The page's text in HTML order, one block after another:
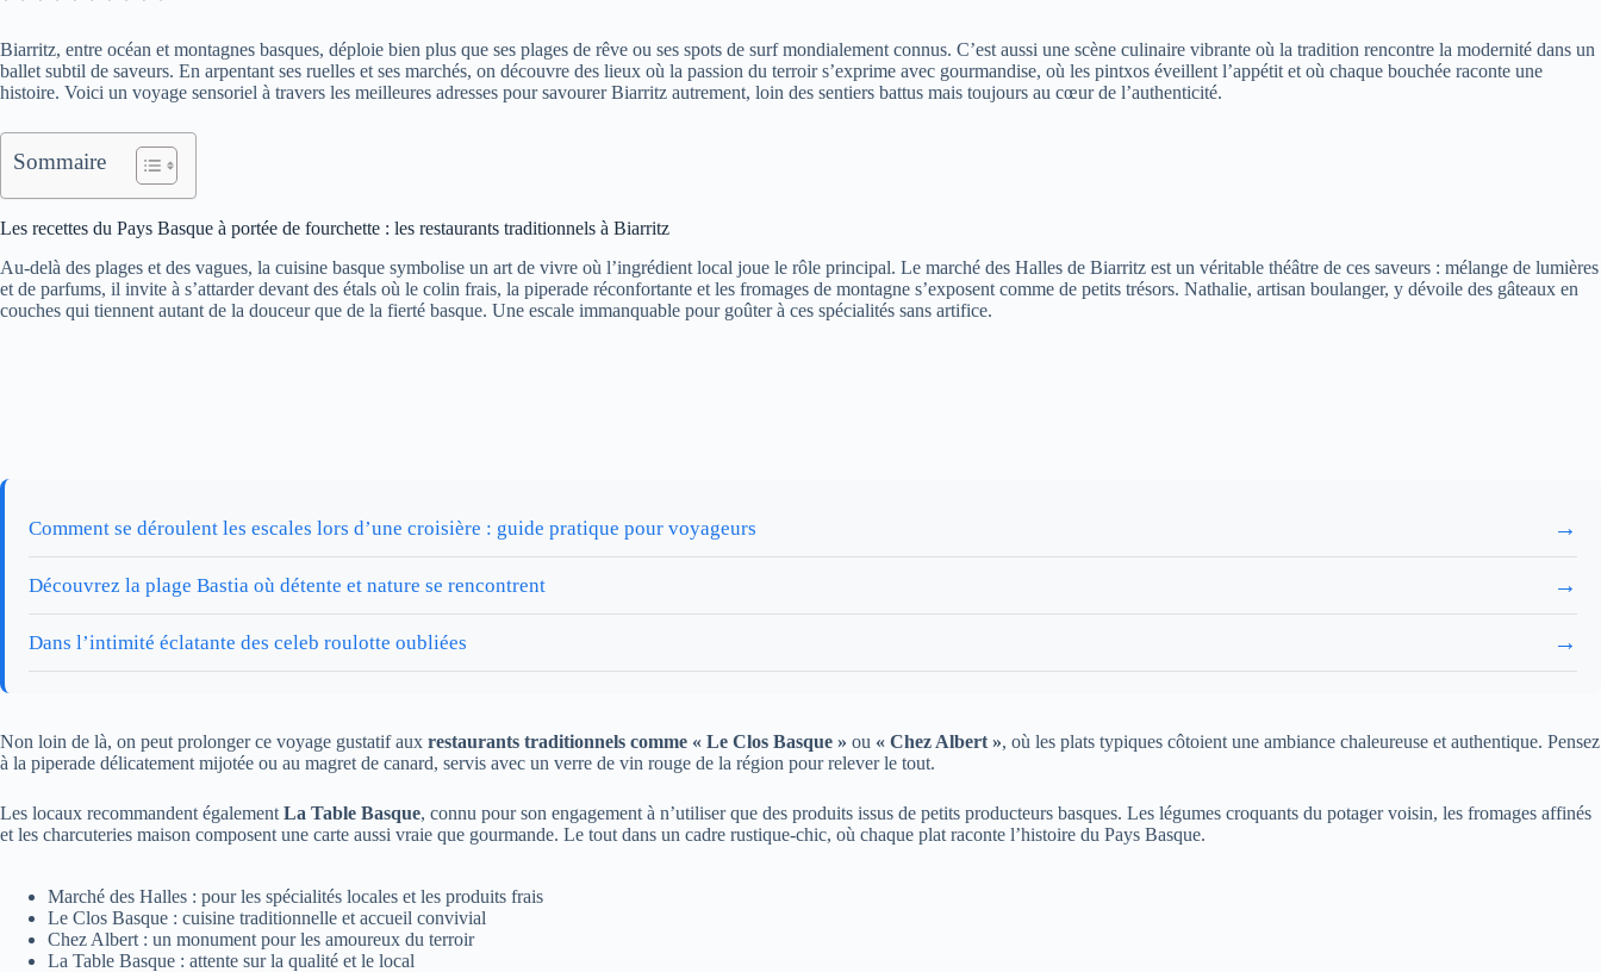
Biarritz, entre océan et montagnes basques, déploie bien plus que ses plages de rêve ou ses spots de surf mondialement connus. C’est aussi une scène culinaire vibrante où la tradition rencontre la modernité dans un
ballet subtil de saveurs. En arpentant ses ruelles et ses marchés, on découvre des lieux où la passion du terroir s’exprime avec gourmandise, où les pintxos éveillent l’appétit et où chaque bouchée raconte une
histoire. Voici un voyage sensoriel à travers les meilleures adresses pour savourer Biarritz autrement, loin des sentiers battus mais toujours au cœur de l’authenticité.
Sommaire
Les recettes du Pays Basque à portée de fourchette : les restaurants traditionnels à Biarritz
Au-delà des plages et des vagues, la cuisine basque symbolise un art de vivre où l’ingrédient local joue le rôle principal. Le marché des Halles de Biarritz est un véritable théâtre de ces saveurs : mélange de lumières
et de parfums, il invite à s’attarder devant des étals où le colin frais, la piperade réconfortante et les fromages de montagne s’exposent comme de petits trésors. Nathalie, artisan boulanger, y dévoile des gâteaux en
couches qui tiennent autant de la douceur que de la fierté basque. Une escale immanquable pour goûter à ces spécialités sans artifice.
Comment se déroulent les escales lors d’une croisière : guide pratique pour voyageurs →
Découvrez la plage Bastia où détente et nature se rencontrent →
Dans l’intimité éclatante des celeb roulotte oubliées →
Non loin de là, on peut prolonger ce voyage gustatif aux restaurants traditionnels comme « Le Clos Basque » ou « Chez Albert », où les plats typiques côtoient une ambiance chaleureuse et authentique. Pensez
à la piperade délicatement mijotée ou au magret de canard, servis avec un verre de vin rouge de la région pour relever le tout.
Les locaux recommandent également La Table Basque, connu pour son engagement à n’utiliser que des produits issus de petits producteurs basques. Les légumes croquants du potager voisin, les fromages affinés
et les charcuteries maison composent une carte aussi vraie que gourmande. Le tout dans un cadre rustique-chic, où chaque plat raconte l’histoire du Pays Basque.
Marché des Halles : pour les spécialités locales et les produits frais
Le Clos Basque : cuisine traditionnelle et accueil convivial
Chez Albert : un monument pour les amoureux du terroir
La Table Basque : attente sur la qualité et le local